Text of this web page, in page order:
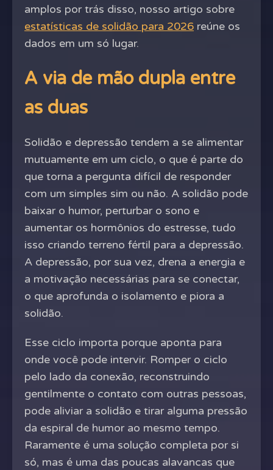
amplos por trás disso, nosso artigo sobre
estatísticas de solidão para 2026 reúne os
dados em um só lugar.
A via de mão dupla entre
as duas
Solidão e depressão tendem a se alimentar
mutuamente em um ciclo, o que é parte do
que torna a pergunta difícil de responder
com um simples sim ou não. A solidão pode
baixar o humor, perturbar o sono e
aumentar os hormônios do estresse, tudo
isso criando terreno fértil para a depressão.
A depressão, por sua vez, drena a energia e
a motivação necessárias para se conectar,
o que aprofunda o isolamento e piora a
solidão.
Esse ciclo importa porque aponta para
onde você pode intervir. Romper o ciclo
pelo lado da conexão, reconstruindo
gentilmente o contato com outras pessoas,
pode aliviar a solidão e tirar alguma pressão
da espiral de humor ao mesmo tempo.
Raramente é uma solução completa por si
só, mas é uma das poucas alavancas que